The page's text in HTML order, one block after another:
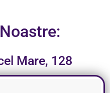
Mare, 128